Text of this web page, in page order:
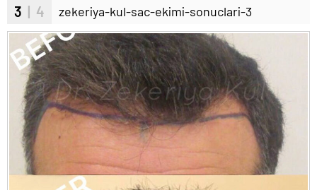
3 | 4 zekeriya-kul-sac-ekimi-sonuclari-3